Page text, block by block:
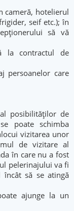
cameră, hotelierul
seif etc.); în
să vă
la contractul de
persoanelor care
posibilităţilor de
poate schimba
vizitarea unor
de vizitare al
în care nu a fost
pelerinajului va fi
încât să se atingă
ajunge la un